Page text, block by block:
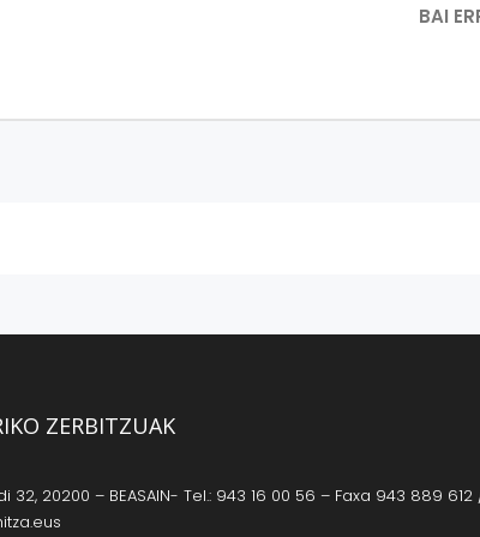
BAI
ZERBITZUAK
32, 20200 – BEASAIN- Tel.: 943 16 00 56 – Faxa 943 889